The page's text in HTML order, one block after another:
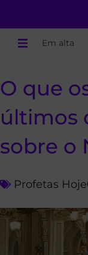
Em alta
O que
últimos
sobre o
Profetas Hoje